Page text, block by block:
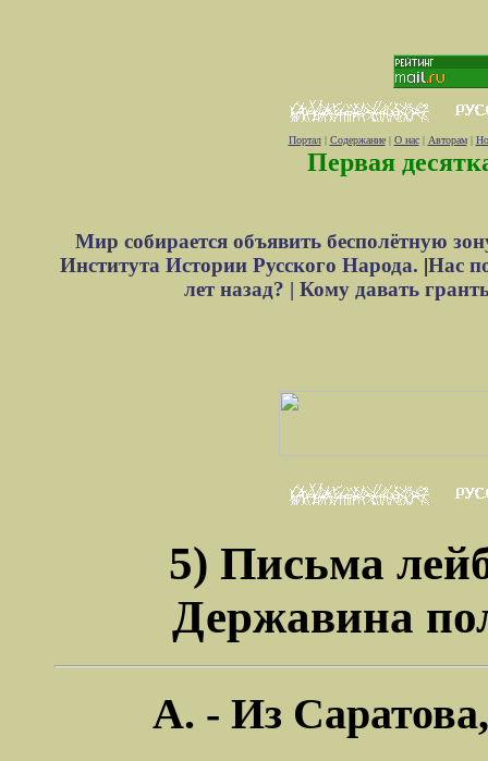
Портал| Содержание| О нас| Авторам|
Первая
Мир собирается объявить бесполётную
Института Истории Русского Народа. |Нас
лет назад? | Кому давать
5) Письма
Державина
А. - Из